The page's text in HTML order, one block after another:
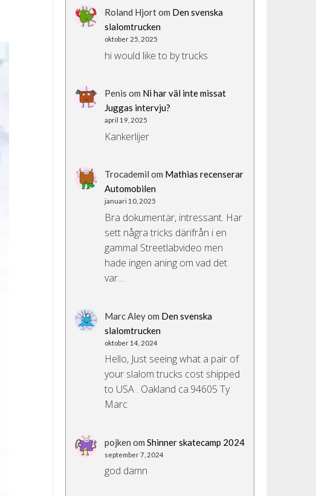
Roland Hjortom Den svenska
slalomtrucken
oktober 25, 2025
hi would like to by trucks
Penis om Ni har väl inte missat
Juggas intervju?
april 19, 2025
Kankerlijer
Trocademil om Mathias recenserar
Automobilen
januari 10, 2025
Bra dokumentär, intressant. Har
sett några tricks därifrån i en
gammal Streetlabvideo men
hade ingen aning om vad det
var…
Marc Aleyom Den svenska
slalomtrucken
oktober 14, 2024
Hello, Just seeing what a pair of
your slalom trucks cost shipped
to USA . Oakland ca.94605 Ty
Marc
pojken om Shinner skatecamp 2024
september 7, 2024
god damn